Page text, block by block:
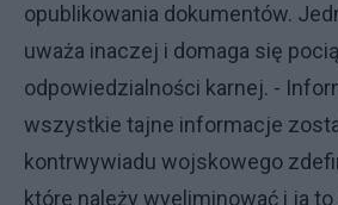
opublikowania dokumentów.
uważa inaczej i domaga się
odpowiedzialności karnej. -
wszystkie tajne informacje
kontrwywiadu wojskowego
które należy wyeliminować i ja to